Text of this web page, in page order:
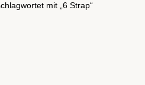
mit „6 Strap“